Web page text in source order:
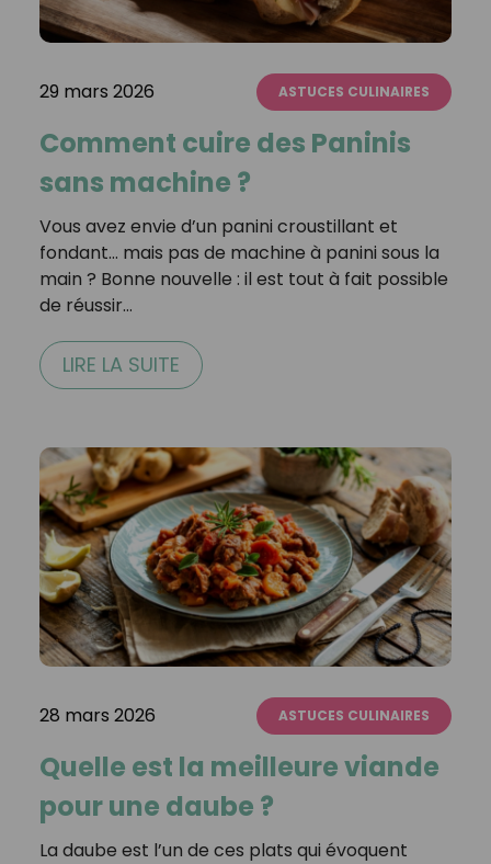
29 mars 2026 ASTUCES CULINAIRES
Comment cuire des Paninis
sans machine ?
Vous avez envie d’un panini croustillant et
fondant… mais pas de machine à panini sous la
main ? Bonne nouvelle : il est tout à fait possible
de réussir…
LIRE LA SUITE
28 mars 2026 ASTUCES CULINAIRES
Quelle est la meilleure viande
pour une daube ?
La daube est l’un de ces plats qui évoquent